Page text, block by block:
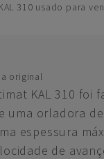
310 usado para
original
KAL 310 foi
uma orladora
espessura
de